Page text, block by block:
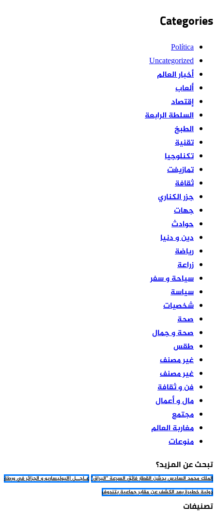
Categories
Política
Uncategorized
أخبار العالم
ألعاب
إقتصاد
السلطة الرابعة
الطبخ
تقنية
تكنلوجيا
تمازيغت
ثقافة
جزر الكناري
جهات
حوادث
دين و دنيا
رياضة
زراعة
سياحة و سفر
سياسة
شخصيات
صحة
صحة و جمال
طقس
غير مصنف
غير مصنف
فن و ثقافة
مال و أعمال
مجتمع
مغاربة العالم
منوعات
تبحث عن المزيد؟
الملك محمد السادس يدشن القطار فائق السرعة "البراق" عـاجــل |البوليساريو و الجزائر في ورطة
دولية خطيرة بعد الكشف عن مقابر جماعية بتندوف
تصنيفات